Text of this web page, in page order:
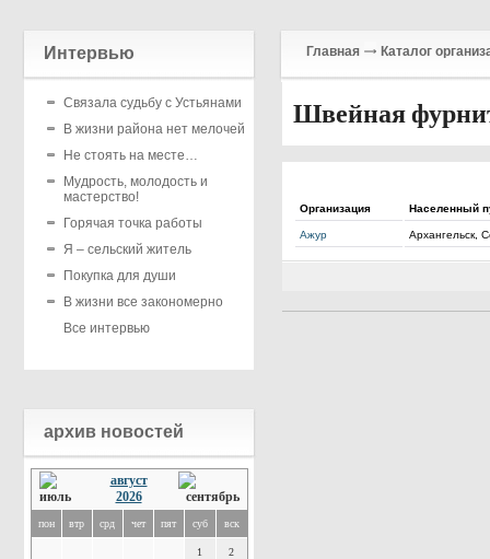
Интервью
Связала судьбу с Устьянами
В жизни района нет мелочей
Не стоять на месте…
Мудрость, молодость и
мастерство!
Горячая точка работы
Я – сельский житель
Покупка для души
В жизни все закономерно
Все интервью
архив новостей
август
2026
пон втр срд чет пят суб вск
1 2
Главная Каталог
Швейная
Организация Населенный
Ажур Архангельск,